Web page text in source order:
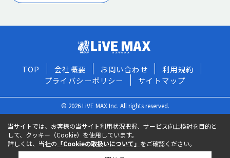
TOP 会社概要 お問い合わせ
利用規約
プライバシーポリシー
サイトマップ
© 2026 LiVE MAX Inc. All rights reserved.
当サイトでは、お客様の当サイト利用状況把握、サービス向上検討を目的と
して、クッキー（Cookie）を使用しています。
詳しくは、当社の 「Cookieの取扱いについて」 をご確認ください。